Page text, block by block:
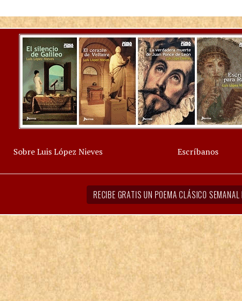
Sobre Luis López Nieves Escríbanos
RECIBE GRATIS UN POEMA CLÁSICO SEMANAL